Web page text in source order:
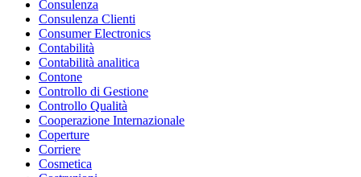
Consulenza
Consulenza Clienti
Consumer Electronics
Contabilità
Contabilità analitica
Contone
Controllo di Gestione
Controllo Qualità
Cooperazione Internazionale
Coperture
Corriere
Cosmetica